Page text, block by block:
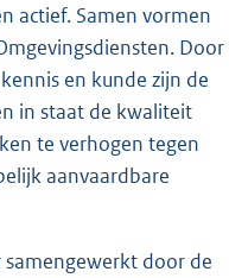
actief. Samen vormen
Door
en kunde zijn de
in staat de kwaliteit
te verhogen tegen
aanvaardbare
door de